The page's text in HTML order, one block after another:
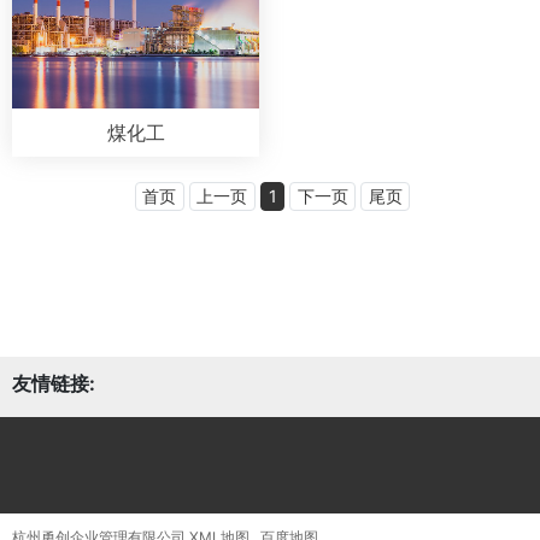
煤化工
首页 上一页 1 下一页 尾页
友情链接: